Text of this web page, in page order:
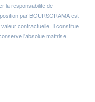
la responsabilité de
par BOURSORAMA est
contractuelle. Il constitue
l'absolue maîtrise.